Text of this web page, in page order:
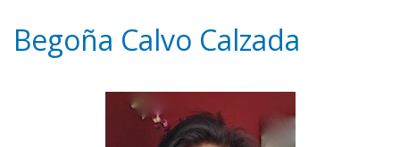
Begoña Calvo Calzada